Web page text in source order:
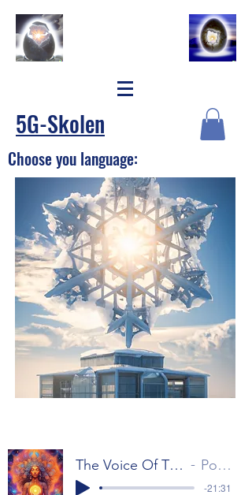
5G-Skolen
Choose you language:
The Voice Of The Gods Part 1 Popol Vuh
-21:31